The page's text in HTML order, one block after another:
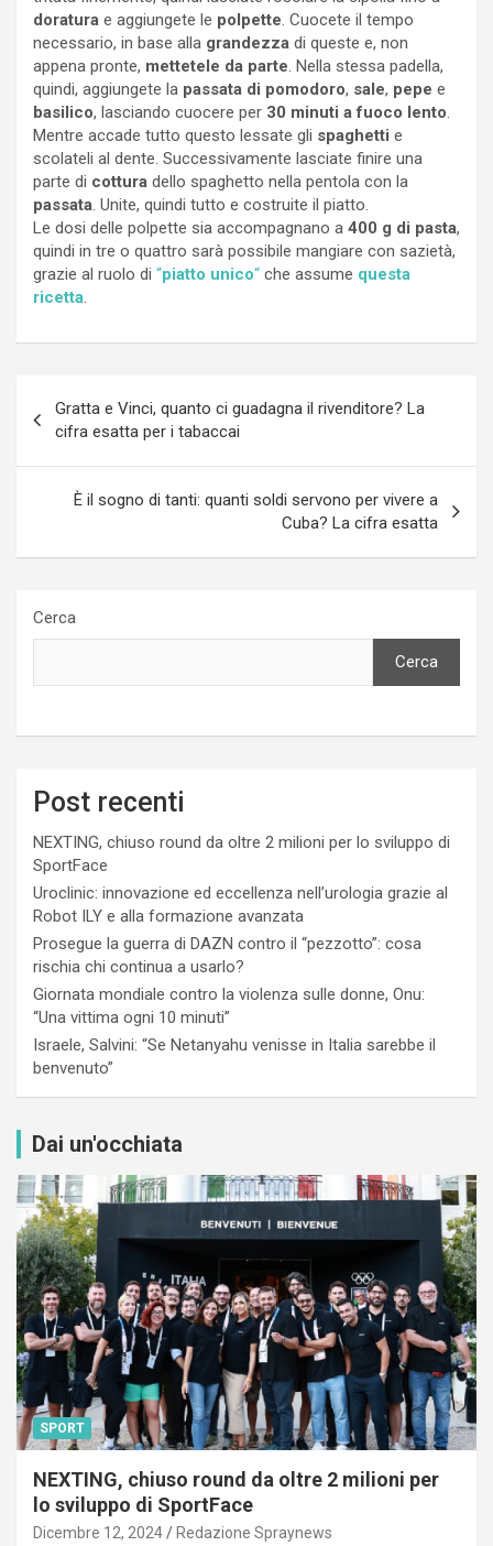
doratura e aggiungete le polpette. Cuocete il tempo
necessario, in base alla grandezza di queste e, non
appena pronte, mettetele da parte. Nella stessa padella,
quindi, aggiungete la passata di pomodoro, sale, pepe e
basilico, lasciando cuocere per 30 minuti a fuoco lento.
Mentre accade tutto questo lessate gli spaghetti e
scolateli al dente. Successivamente lasciate finire una
parte di cottura dello spaghetto nella pentola con la
passata. Unite, quindi tutto e costruite il piatto.
Le dosi delle polpette sia accompagnano a 400 g di pasta,
quindi in tre o quattro sarà possibile mangiare con sazietà,
grazie al ruolo di “piatto unico“ che assume questa
ricetta.
articoli
Gratta e Vinci, quanto ci guadagna il rivenditore? La
cifra esatta per i tabaccai
È il sogno di tanti: quanti soldi servono per vivere a
Cuba? La cifra esatta
Cerca
Cerca
Post recenti
NEXTING, chiuso round da oltre 2 milioni per lo sviluppo di
SportFace
Uroclinic: innovazione ed eccellenza nell’urologia grazie al
Robot ILY e alla formazione avanzata
Prosegue la guerra di DAZN contro il “pezzotto”: cosa
rischia chi continua a usarlo?
Giornata mondiale contro la violenza sulle donne, Onu:
“Una vittima ogni 10 minuti”
Israele, Salvini: “Se Netanyahu venisse in Italia sarebbe il
benvenuto”
Dai un'occhiata
SPORT
NEXTING, chiuso round da oltre 2 milioni per
lo sviluppo di SportFace
Dicembre 12, 2024 Redazione Spraynews